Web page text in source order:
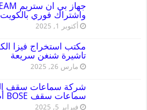
واشتراك فوري بالكويت
أكتوبر 1, 2025
تاشيرة شنغن سريعة
مارس 26, 2025
سماعات سقف BOSE أصلية
فبراير 5, 2025